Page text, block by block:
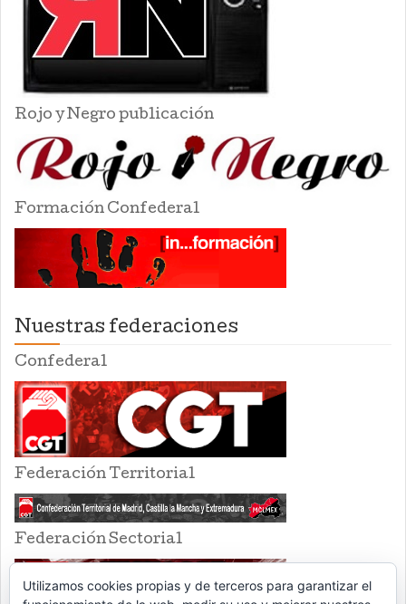
Rojo y Negro publicación
Formación Confederal
Nuestras federaciones
Confederal
Federación Territorial
Federación Sectorial
Utilizamos cookies propias y de terceros para garantizar el